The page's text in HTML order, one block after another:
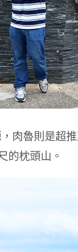
肉魯則是超
的枕頭山。